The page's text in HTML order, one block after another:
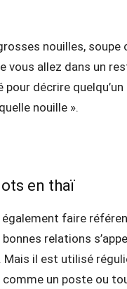
nouilles, soupe
vous allez dans un
décrire
nouille ».
en thaï
faire
bonnes relations
il est utilisé
un poste ou